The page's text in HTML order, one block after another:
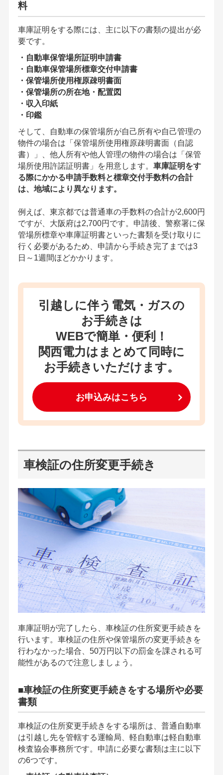
料
車庫証明をする際には、主に以下の書類の提出が必
要です。
・自動車保管場所証明申請書
・自動車保管場所標章交付申請書
・保管場所使用権原疎明書面
・保管場所の所在地・配置図
・収入印紙
・印鑑
そして、自動車の保管場所が自己所有や自己管理の
物件の場合は「保管場所使用権原疎明書面（自認
書）」、他人所有や他人管理の物件の場合は「保管
場所使用許諾証明書」を用意します。 車庫証明をす
る際にかかる申請手数料と標章交付手数料の合計
は、地域により異なります。
例えば、東京都では普通車の手数料の合計が2,600円
ですが、大阪府は2,700円です。申請後、警察署に保
管場所標章や車庫証明書といった書類を受け取りに
行く必要があるため、申請から手続き完了までは3
日～1週間ほどかかります。
引越しに伴う電気・ガスの
お手続きは
WEBで簡単・便利！
関西電力はまとめて同時に
お手続きいただけます。
お申込みはこちら
車検証の住所変更手続き
車庫証明が完了したら、車検証の住所変更手続きを
行います。車検証の住所や保管場所の変更手続きを
行わなかった場合、50万円以下の罰金を課される可
能性があるので注意しましょう。
■車検証の住所変更手続きをする場所や必要
書類
車検証の住所変更手続きをする場所は、普通自動車
は引越し先を管轄する運輸局、軽自動車は軽自動車
検査協会事務所です。申請に必要な書類は主に以下
の6つです。